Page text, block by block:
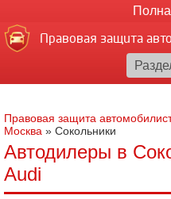
Правовая защита
Правовая защита
Москва » Сокольники
Автодилеры в
Audi